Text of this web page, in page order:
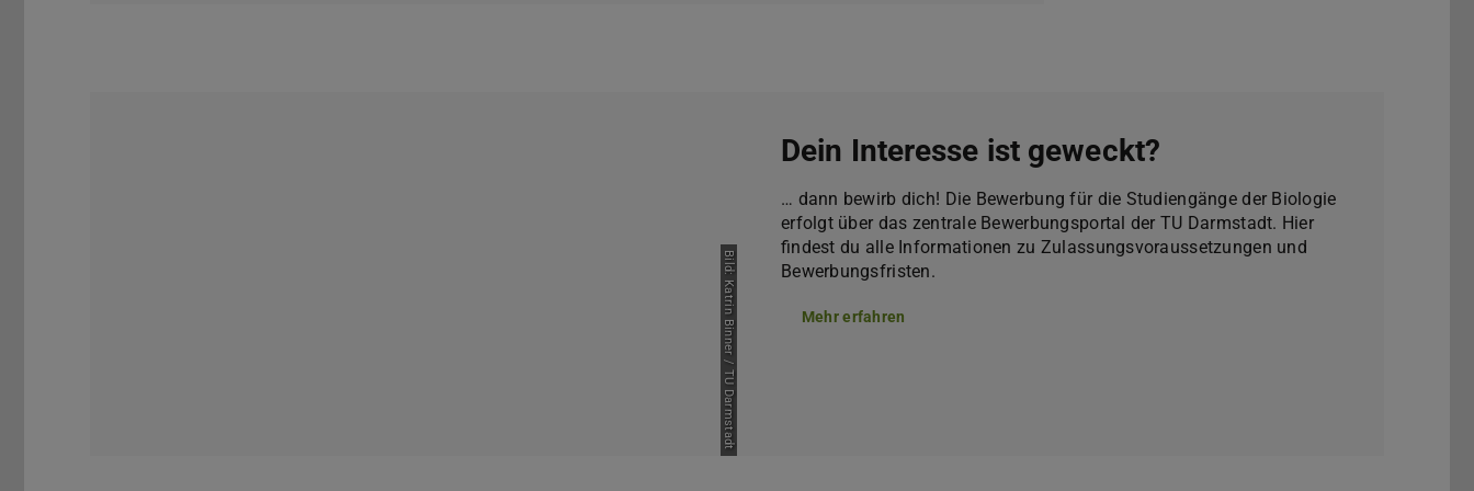
Bild: Katrin Binner / TU Darmstadt
Dein Interesse ist geweckt?
… dann bewirb dich! Die Bewerbung für die Studiengänge der Biologie
erfolgt über das zentrale Bewerbungsportal der TU Darmstadt. Hier
findest du alle Informationen zu Zulassungsvoraussetzungen und
Bewerbungsfristen.
Mehr erfahren